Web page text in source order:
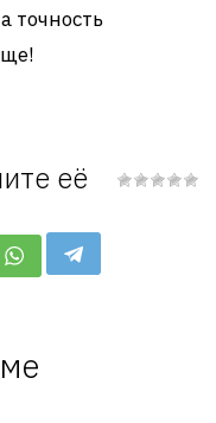
точность
её